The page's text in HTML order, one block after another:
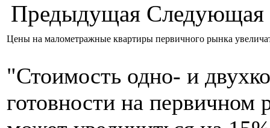
Предыдущая Следующая
Цены на малометражные квартиры первичного рынка
"Стоимость одно- и
готовности на первичном